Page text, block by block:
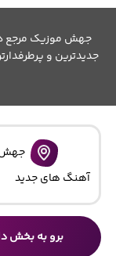
جهش موزیک مرجع
جدیدترین و
جهش
آهنگ های جدید
برو به بخش